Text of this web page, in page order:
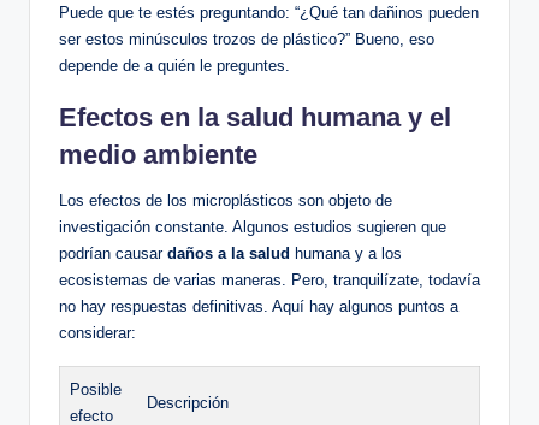
Puede que te estés preguntando: “¿Qué tan dañinos pueden
ser estos minúsculos trozos de plástico?” Bueno, eso
depende de a quién le preguntes.
Efectos en la salud humana y el
medio ambiente
Los efectos de los microplásticos son objeto de
investigación constante. Algunos estudios sugieren que
podrían causar daños a la salud humana y a los
ecosistemas de varias maneras. Pero, tranquilízate, todavía
no hay respuestas definitivas. Aquí hay algunos puntos a
considerar:
Posible
efecto
Descripción